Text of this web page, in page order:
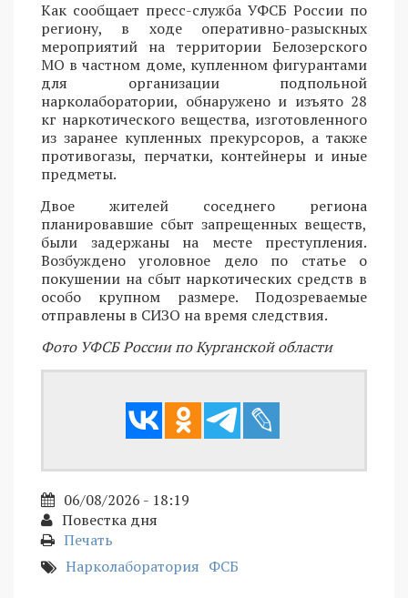
Как сообщает пресс-служба УФСБ России по
региону, в ходе оперативно-разыскных
мероприятий на территории Белозерского
МО в частном доме, купленном фигурантами
для организации подпольной
нарколаборатории, обнаружено и изъято 28
кг наркотического вещества, изготовленного
из заранее купленных прекурсоров, а также
противогазы, перчатки, контейнеры и иные
предметы.
Двое жителей соседнего региона
планировавшие сбыт запрещенных веществ,
были задержаны на месте преступления.
Возбуждено уголовное дело по статье о
покушении на сбыт наркотических средств в
особо крупном размере. Подозреваемые
отправлены в СИЗО на время следствия.
Фото УФСБ России по Курганской области
06/08/2026 - 18:19
Повестка дня
Печать
Нарколаборатория ФСБ